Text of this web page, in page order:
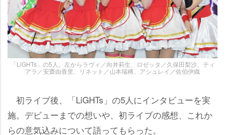
「LiGHTs」の5人。左からラヴィ／向井莉生、ロゼッタ／久保田梨沙、ティ
アラ／安齋由香里、リネット／山本瑞稀、アシュレイ／佐伯伊織
初ライブ後、「LiGHTs」の5人にインタビューを実
施。デビューまでの想いや、初ライブの感想、これか
らの意気込みについて語ってもらった。